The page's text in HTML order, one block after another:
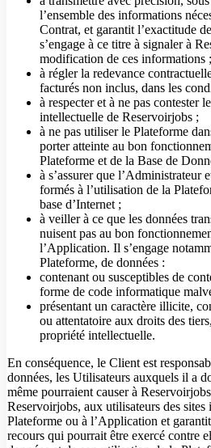
l’ensemble des informations
Contrat, et garantit l’exactitude
s’engage à ce titre à signaler à
modification de ces informations ;
à régler la redevance
facturés non inclus, dans les
à respecter et à ne pas contester
intellectuelle de Reservoirjobs ;
à ne pas utiliser le Plateforme
porter atteinte au bon
Plateforme et de la Base de
à s’assurer que l’Administrateur
formés à l’utilisation de la
base d’Internet ;
à veiller à ce que les données
nuisent pas au bon
l’Application. Il s’engage
Plateforme, de données :
contenant ou susceptibles de
forme de code informatique
présentant un caractère illicite,
ou attentatoire aux droits des
propriété intellectuelle.
En conséquence, le Client est
données, les Utilisateurs auxquels il a
même pourraient causer à
Reservoirjobs, aux utilisateurs des sites
Plateforme ou à l’Application et
recours qui pourrait être exercé contre